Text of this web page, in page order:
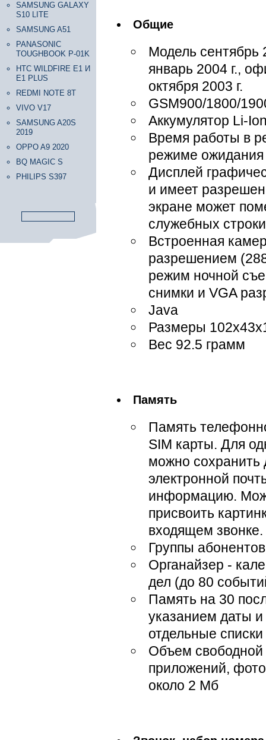
SAMSUNG GALAXY
S10 LITE
SAMSUNG A51
PANASONIC
TOUGHBOOK P-01K
HTC WILDFIRE E1 И
E1 PLUS
REDMI NOTE 8T
VIVO V17
SAMSUNG A20S
2019
OPPO A9 2020
BQ MAGIC S
PHILIPS S397
Общие
Модель сентябрь
январь 2004 г.,
октября 2003 г.
GSM900/1800/
Аккумулятор Li-
Время работы в
режиме ожидания
Дисплей
и имеет
экране может
служебных
Встроенная
разрешением
режим ночной
снимки и VGA
Java
Размеры
Вес 92.5 грамм
Память
Память
SIM карты. Для
можно
электронной
информацию.
присвоить
входящем звонке.
Группы абонентов
Органайзер -
дел (до 80
Память на 30
указанием даты
отдельные списки
Объем свободной
приложений,
около 2 Мб